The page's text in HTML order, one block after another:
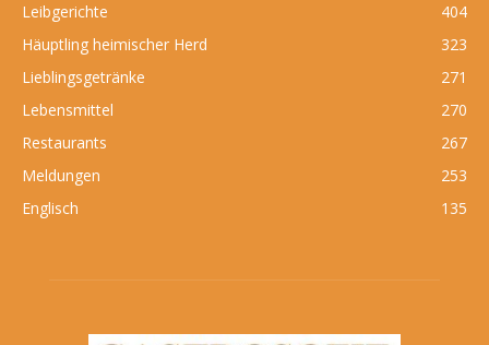
Leibgerichte
404
Häuptling heimischer Herd
323
Lieblingsgetränke
271
Lebensmittel
270
Restaurants
267
Meldungen
253
Englisch
135